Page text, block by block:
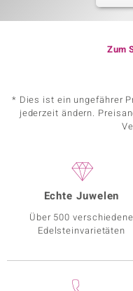
Zum
* Dies ist ein ungefährer
jederzeit ändern.
Echte Juwelen
Über 500 verschiedene
Edelsteinvarietäten